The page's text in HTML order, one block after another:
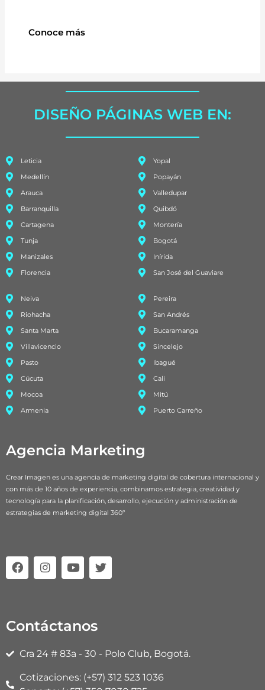
Conoce más
DISEÑO PÁGINAS WEB EN:
Leticia
Medellín
Arauca
Barranquilla
Cartagena
Tunja
Manizales
Florencia
Yopal
Popayán
Valledupar
Quibdó
Montería
Bogotá
Inírida
San José del Guaviare
Neiva
Riohacha
Santa Marta
Villavicencio
Pasto
Cúcuta
Mocoa
Armenia
Pereira
San Andrés
Bucaramanga
Sincelejo
Ibagué
Cali
Mitú
Puerto Carreño
Agencia Marketing
Crear Imagen es una agencia de marketing digital de cobertura internacional y
con más de 10 años de experiencia, combinamos estrategia, creatividad y
tecnología para la planificación, desarrollo, ejecución y administración de
estrategias de marketing digital 360º
F
a
c
o
I
n
s
g
r
m
Y
o
u
e
T
w
i
Contáctanos
Cra 24 # 83a - 30 - Polo Club, Bogotá.
Cotizaciones: (+57) 312 523 1036